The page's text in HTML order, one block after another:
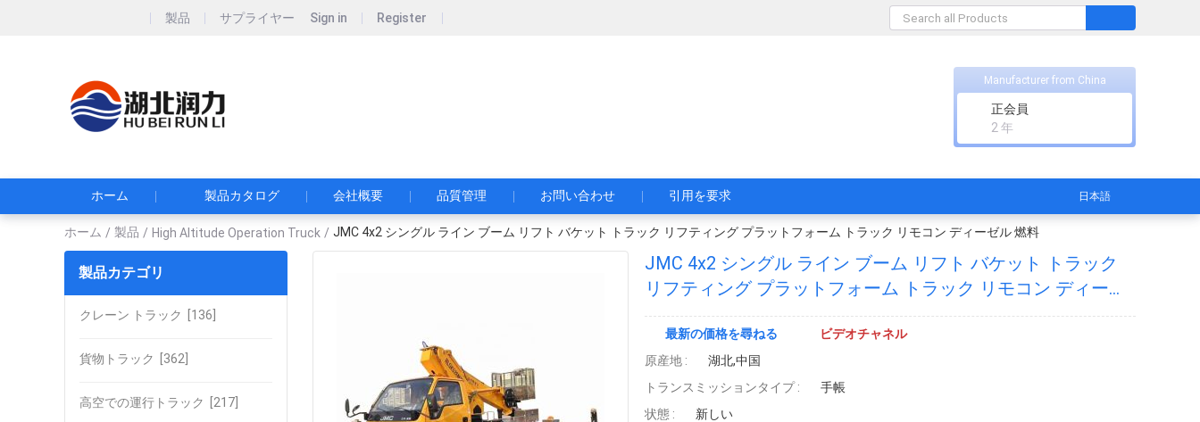
製品 サプライヤー Sign in Register
Manufacturer from China
正会員
2 年
ホーム 製品カタログ 会社概要 品質管理 お問い合わせ 引用を要求 日本語
ホーム / 製品 / High Altitude Operation Truck / JMC 4x2 シングル ライン ブーム リフト バケット トラック リフティング プラットフォーム トラック リモコン ディーゼル 燃料
製品カテゴリ
クレーン トラック [136]
貨物トラック [362]
高空での運行トラック [217]
JMC 4x2 シングル ライン ブーム リフト バケット トラック
リフティング プラットフォーム トラック リモコン ディーゼ
ル 燃料
最新の価格を尋ねる
ビデオチャネル
原産地 :
湖北,中国
トランスミッションタイプ :
手帳
状態 :
新しい